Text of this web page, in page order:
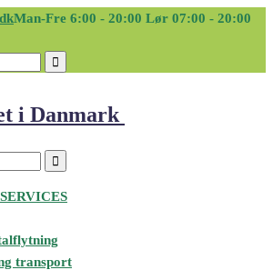
Man-Fre 6:00 - 20:00 Lør 07:00 - 20:00
transport